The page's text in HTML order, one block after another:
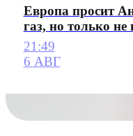
Европа просит
газ, но только
21:49
6 АВГ